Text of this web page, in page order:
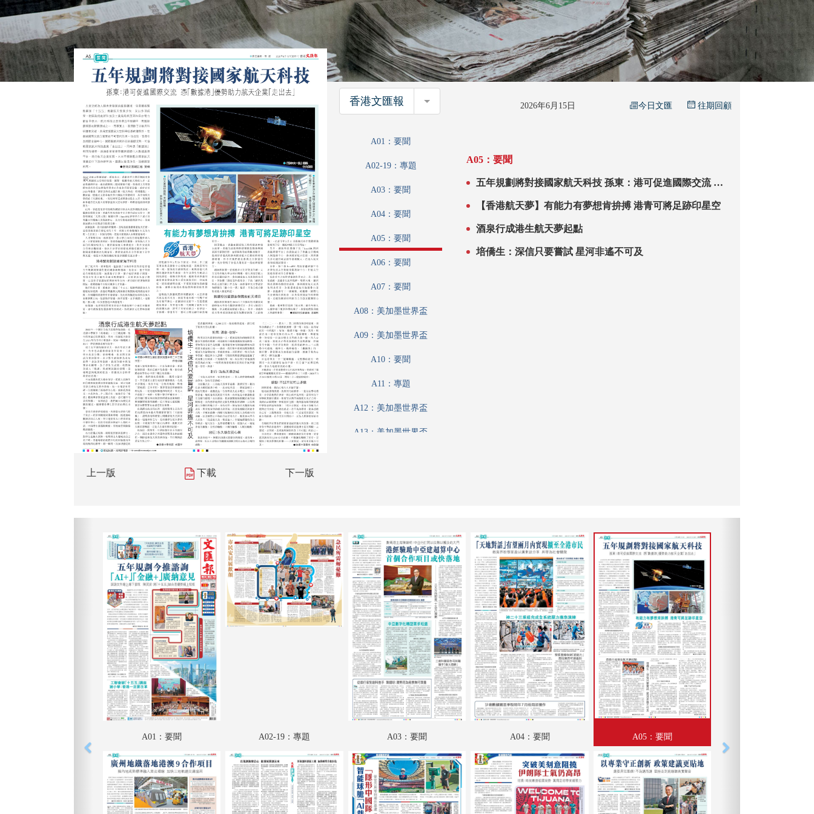
上一版 下載 下一版
香港文匯報 香港文匯報 2026年6月15日 今日文匯 往期回顧
A01：要聞
A02-19：專題
A03：要聞
A04：要聞
A05：要聞
A06：要聞
A07：要聞
A08：美加墨世界盃
A09：美加墨世界盃
A10：要聞
A11：專題
A12：美加墨世界盃
A13：美加墨世界盃
A18：國際專題
A20：國際
B01：特刊
B02：財經
B03：投資理財
B04：公民與社會
B05：藝博
B06：采風
B08：娛樂
A05：要聞
五年規劃將對接國家航天科技 孫東：港可促進國際交流 憑
【香港航天夢】有能力有夢想肯拚搏 港青可將足跡印星空
酒泉行成港生航天夢起點
培僑生：深信只要嘗試 星河非遙不可及
A01：要聞 A02-19：專題 A03：要聞 A04：要聞 A05：要聞